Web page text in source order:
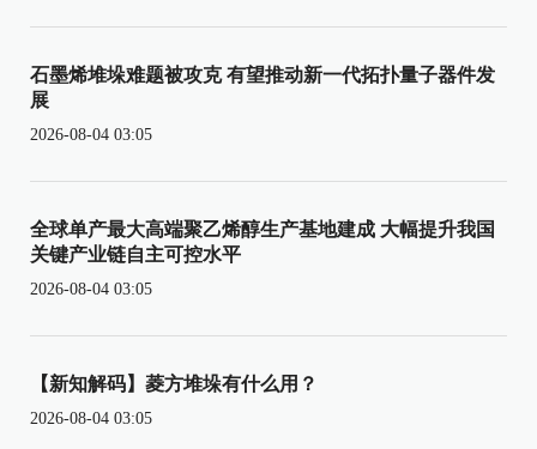
石墨烯堆垛难题被攻克 有望推动新一代拓扑量子器件发
展
2026-08-04 03:05
全球单产最大高端聚乙烯醇生产基地建成 大幅提升我国
关键产业链自主可控水平
2026-08-04 03:05
【新知解码】菱方堆垛有什么用？
2026-08-04 03:05